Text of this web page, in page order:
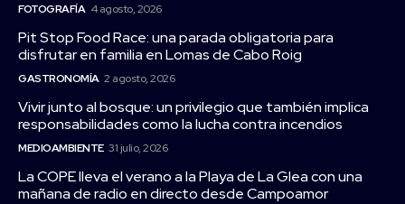
FOTOGRAFÍA 4 agosto, 2026
Pit Stop Food Race: una parada obligatoria para
disfrutar en familia en Lomas de Cabo Roig
GASTRONOMÍA 2 agosto, 2026
Vivir junto al bosque: un privilegio que también implica
responsabilidades como la lucha contra incendios
MEDIOAMBIENTE 31 julio, 2026
La COPE lleva el verano a la Playa de La Glea con una
mañana de radio en directo desde Campoamor